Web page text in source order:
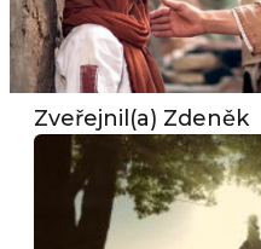
Zveřejnil(a) Zdeněk